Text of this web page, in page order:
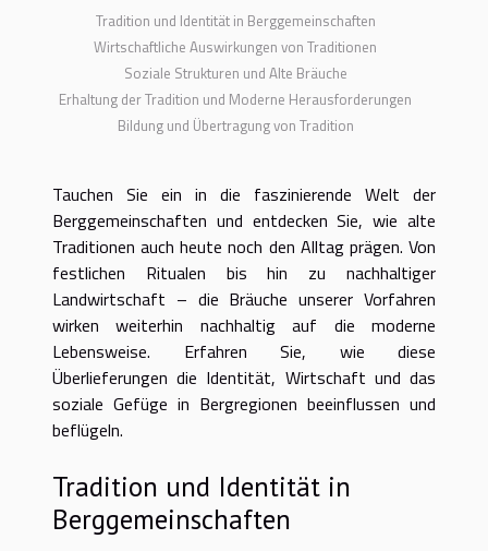
Tradition und Identität in Berggemeinschaften
Wirtschaftliche Auswirkungen von Traditionen
Soziale Strukturen und Alte Bräuche
Erhaltung der Tradition und Moderne Herausforderungen
Bildung und Übertragung von Tradition
Tauchen Sie ein in die faszinierende Welt der
Berggemeinschaften und entdecken Sie, wie alte
Traditionen auch heute noch den Alltag prägen. Von
festlichen Ritualen bis hin zu nachhaltiger
Landwirtschaft – die Bräuche unserer Vorfahren
wirken weiterhin nachhaltig auf die moderne
Lebensweise. Erfahren Sie, wie diese
Überlieferungen die Identität, Wirtschaft und das
soziale Gefüge in Bergregionen beeinflussen und
beflügeln.
Tradition und Identität in
Berggemeinschaften